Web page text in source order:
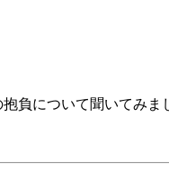
負について聞いてみま